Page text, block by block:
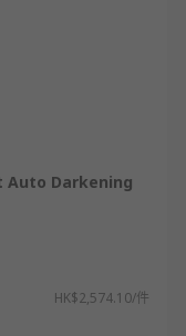
Auto Darkening
HK$2,574.10/件